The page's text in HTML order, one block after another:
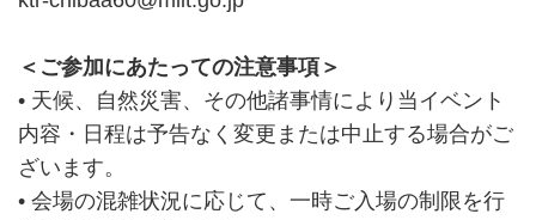
＜ご参加にあたっての注意事項＞
• 天候、自然災害、その他諸事情により当イベント
内容・日程は予告なく変更または中止する場合がご
ざいます。
• 会場の混雑状況に応じて、一時ご入場の制限を行